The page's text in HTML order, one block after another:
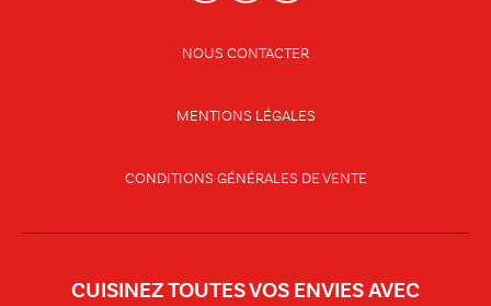
NOUS CONTACTER
MENTIONS LÉGALES
CONDITIONS GÉNÉRALES DE VENTE
CUISINEZ TOUTES VOS ENVIES AVEC